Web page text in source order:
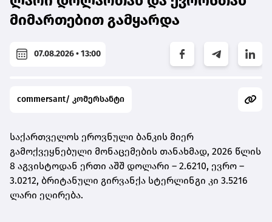
მიმართებით გამყარდა
07.08.2026 • 13:00
commersant/ კომერსანტი
საქართველოს ეროვნული ბანკის მიერ
გამოქვეყნებული მონაცემების თანახმად, 2026 წლის
8 აგვისტოდან ერთი აშშ დოლარი – 2.6210, ევრო –
3.0212, ბრიტანული გირვანქა სტერლინგი კი 3.5216
ლარი ეღირება.